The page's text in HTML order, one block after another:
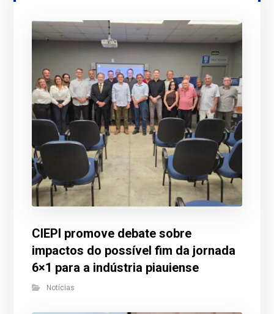
CIEPI promove debate sobre
impactos do possível fim da jornada
6×1 para a indústria piauiense
Notícias